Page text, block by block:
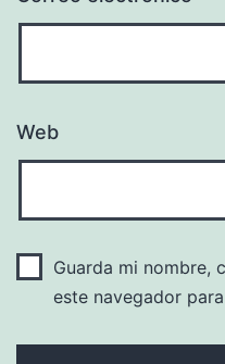
Web
Guarda mi nombre,
este navegador